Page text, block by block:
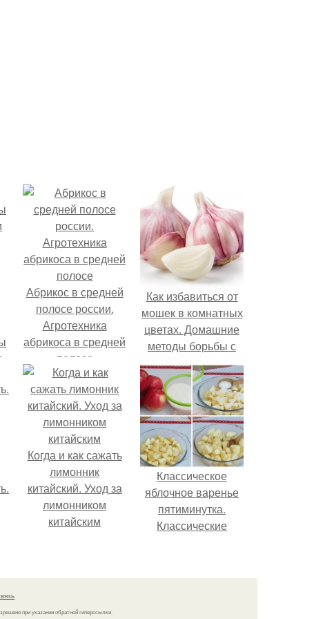
Абрикос в средней
полосе россии.
Агротехника
абрикоса в средней
полосе
Как избавиться от
мошек в комнатных
цветах. Домашние
методы борьбы с
мошкой
Когда и как сажать
лимонник
китайский. Уход за
лимонником
китайским
Классическое
яблочное варенье
пятиминутка.
Классические
при указании обратной гиперссылки.